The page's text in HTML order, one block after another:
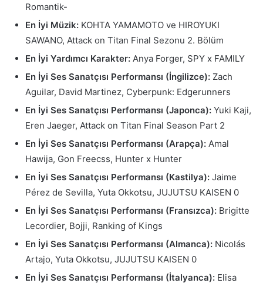
Romantik-
En İyi Müzik: KOHTA YAMAMOTO ve HIROYUKI
SAWANO, Attack on Titan Final Sezonu 2. Bölüm
En İyi Yardımcı Karakter: Anya Forger, SPY x FAMILY
En İyi Ses Sanatçısı Performansı (İngilizce): Zach
Aguilar, David Martinez, Cyberpunk: Edgerunners
En İyi Ses Sanatçısı Performansı (Japonca):Yuki Kaji,
Eren Jaeger, Attack on Titan Final Season Part 2
En İyi Ses Sanatçısı Performansı (Arapça):Amal
Hawija, Gon Freecss, Hunter x Hunter
En İyi Ses Sanatçısı Performansı (Kastilya): Jaime
Pérez de Sevilla, Yuta Okkotsu, JUJUTSU KAISEN 0
En İyi Ses Sanatçısı Performansı (Fransızca): Brigitte
Lecordier, Bojji, Ranking of Kings
En İyi Ses Sanatçısı Performansı (Almanca):Nicolás
Artajo, Yuta Okkotsu, JUJUTSU KAISEN 0
En İyi Ses Sanatçısı Performansı (İtalyanca):Elisa